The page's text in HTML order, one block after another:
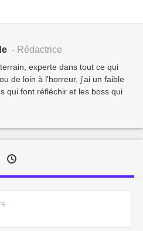
- Rédactrice
experte dans tout ce qui
de loin à l'horreur, j'ai un faible
qui font réfléchir et les boss qui